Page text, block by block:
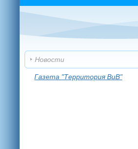
Новости
Газета "Территория ВиВ"